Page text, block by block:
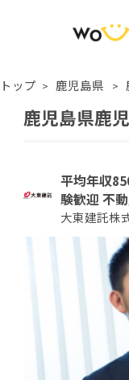
トップ 鹿児島県
鹿児島県鹿
平均年収
験歓迎 不
大東建託株